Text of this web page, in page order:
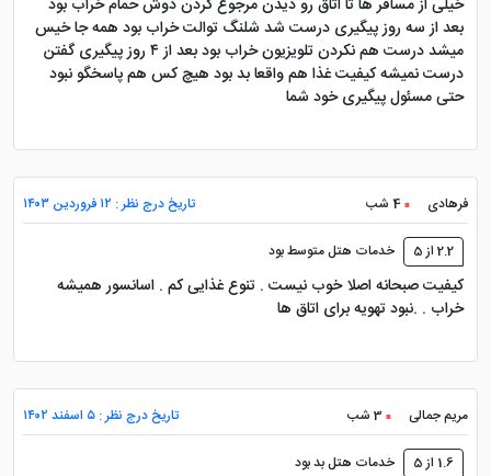
خیلی از مسافر ها تا اتاق رو دیدن مرجوع کردن دوش حمام خراب بود
بعد از سه روز پیگیری درست شد شلنگ توالت خراب بود همه جا خیس
میشد درست هم نکردن تلویزیون خراب بود بعد از ۴ روز پیگیری گفتن
درست نمیشه کیفیت غذا هم واقعا بد بود هیچ کس هم پاسخگو نبود
حتی مسئول پیگیری خود شما
فرهادی 4 شب تاریخ درج نظر : ۱۲ فروردین ۱۴۰۳
2.2 از 5 خدمات هتل متوسط بود
کیفیت صبحانه اصلا خوب نیست . تنوع غذایی کم . اسانسور همیشه
خراب . .نبود تهویه برای اتاق ها
مریم جمالی 3 شب تاریخ درج نظر : ۵ اسفند ۱۴۰۲
1.6 از 5 خدمات هتل بد بود